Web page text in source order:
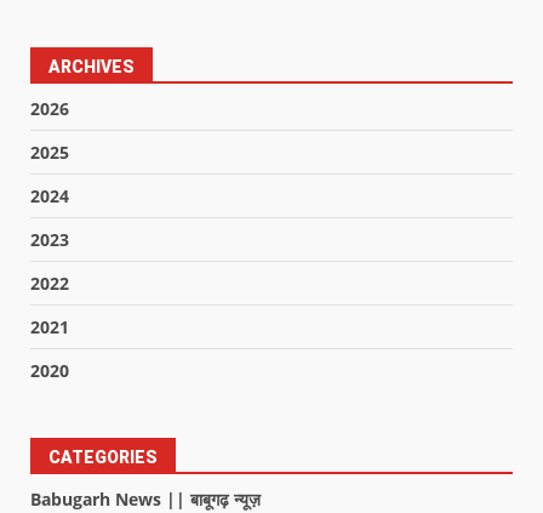
ARCHIVES
2026
2025
2024
2023
2022
2021
2020
CATEGORIES
Babugarh News || बाबूगढ़ न्यूज़